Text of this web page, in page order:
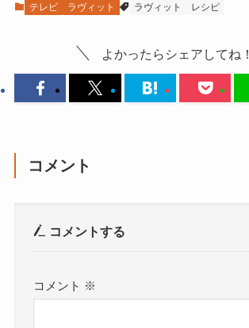
テレビ ラヴィット ラヴィット レシピ
よかったらシェアしてね！
コメント
コメントする
コメント ※